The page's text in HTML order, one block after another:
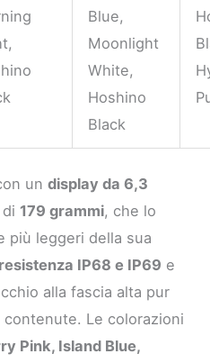
Blue,
Moonlight
White,
Hoshino
Black
undisplay da 6,3
179 grammi, che lo
più leggeri della sua
resistenza IP68 e IP69 e
alla fascia alta pur
Le colorazioni
Pink, Island Blue,